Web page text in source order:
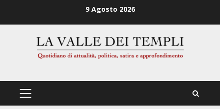
9 Agosto 2026
PRIMÄRES